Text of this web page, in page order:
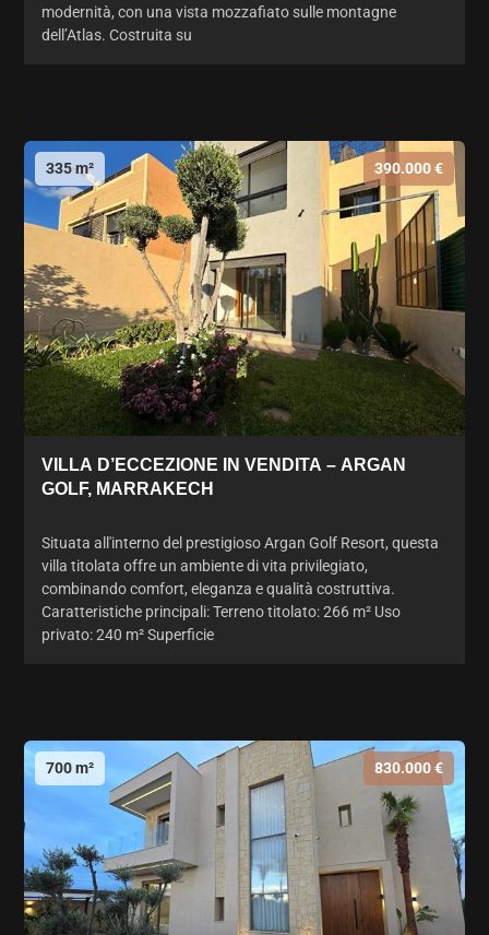
modernità, con una vista mozzafiato sulle montagne
dell’Atlas. Costruita su
335 m² 390.000 €
VILLA D’ECCEZIONE IN VENDITA – ARGAN
GOLF, MARRAKECH
Situata all'interno del prestigioso Argan Golf Resort, questa
villa titolata offre un ambiente di vita privilegiato,
combinando comfort, eleganza e qualità costruttiva.
Caratteristiche principali: Terreno titolato: 266 m² Uso
privato: 240 m² Superficie
700 m² 830.000 €